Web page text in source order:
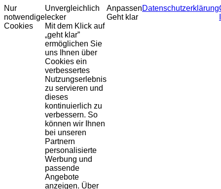
Nur
notwendige
Cookies
Unvergleichlich
lecker
Mit dem Klick auf
„geht klar”
ermöglichen Sie
uns Ihnen über
Cookies ein
verbessertes
Nutzungserlebnis
zu servieren und
dieses
kontinuierlich zu
verbessern. So
können wir Ihnen
bei unseren
Partnern
personalisierte
Werbung und
passende
Angebote
anzeigen. Über
Anpassen
Geht klar
Datenschutzerklärung